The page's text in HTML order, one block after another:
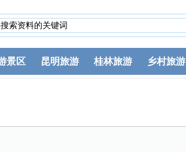
景区 昆明旅游 桂林旅游 乡村旅游